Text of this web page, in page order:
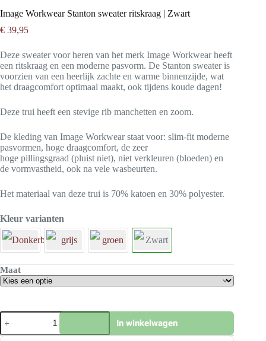
Image Workwear Stanton sweater ritskraag | Zwart
€ 39,95
Deze sweater voor heren van het merk Image Workwear heeft
een ritskraag en een moderne pasvorm. De Stanton sweater is
voorzien van een heerlijk zachte en warme binnenzijde, wat
het draagcomfort optimaal maakt, ook tijdens koude dagen!
Deze trui heeft een stevige rib manchetten en zoom.
De kleding van Image Workwear staat voor: slim-fit moderne
pasvormen, hoge draagcomfort, de zeer
hoge pillingsgraad (pluist niet), niet verkleuren (bloeden) en
de vormvastheid, ook na vele wasbeurten.
Het materiaal van deze trui is 70% katoen en 30% polyester.
Kleur varianten
Maat
Image
Workwear
Stanton
In winkelwagen